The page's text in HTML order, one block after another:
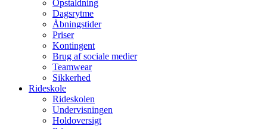
Opstaldning
Dagsrytme
Åbningstider
Priser
Kontingent
Brug af sociale medier
Teamwear
Sikkerhed
Rideskole
Rideskolen
Undervisningen
Holdoversigt